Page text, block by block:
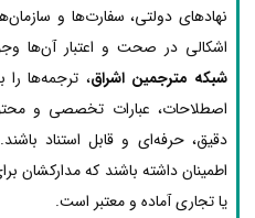
نهادهای دولتی، سفارت‌ها و
اشکالی در صحت و اعتبار آن‌ها
شبکه مترجمین اشراق، ترجمه‌ها را
اصطلاحات، عبارات تخصصی و
دقیق، حرفه‌ای و قابل استناد
اطمینان داشته باشند که مدارکشان
یا تجاری آماده و معتبر است.